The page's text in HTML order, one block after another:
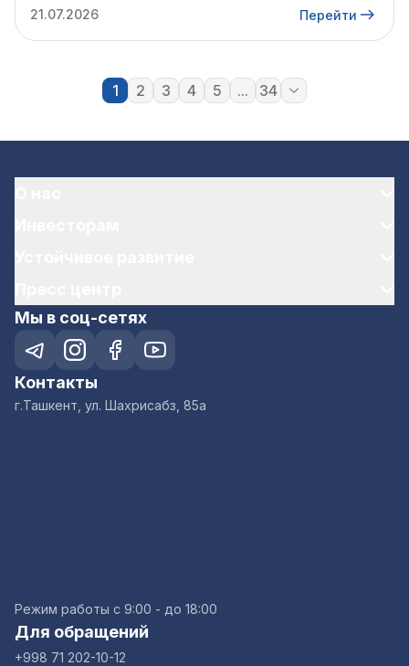
21.07.2026
Перейти
1 2 3 4 5 ... 34
Мы в соц-сетях
Контакты
г.Ташкент, ул. Шахрисабз, 85а
Режим работы с 9:00 - до 18:00
Для обращений
+998 71 202-10-12